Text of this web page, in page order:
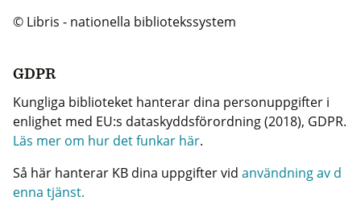
© Libris - nationella bibliotekssystem
GDPR
Kungliga biblioteket hanterar dina personuppgifter i
enlighet med EU:s dataskyddsförordning (2018), GDPR.
Läs mer om hur det funkar här.
Så här hanterar KB dina uppgifter vid användning av d
enna tjänst.